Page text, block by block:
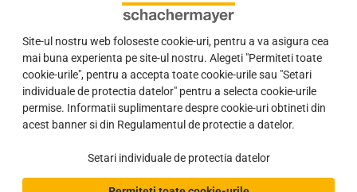
Site-ul nostru web foloseste cookie-uri, pentru a va asigura cea
mai buna experienta pe site-ul nostru. Alegeti "Permiteti toate
cookie-urile", pentru a accepta toate cookie-urile sau "Setari
individuale de protectia datelor" pentru a selecta cookie-urile
permise. Informatii suplimentare despre cookie-uri obtineti din
acest banner si din Regulamentul de protectie a datelor.
Setari individuale de protectia datelor
Gerd Schachermayer despre situatia actuala
Sper ca va merge bine. Oricat de banala poate